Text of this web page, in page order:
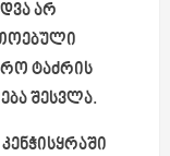
არ
ტაძრის
შესვლა.